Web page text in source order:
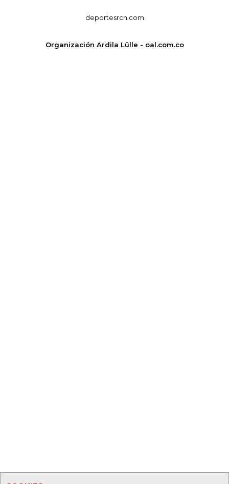
deportesrcn.com
Organización Ardila Lülle - oal.com.co